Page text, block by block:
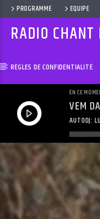
PROGRAMME EQUIPE
RADIO
RÈGLES DE CONFIDENTIALITÉ
EN CE
VEM
AUTODJ: